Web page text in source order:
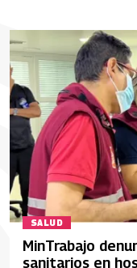
SALUD
MinTrabajo
sanitarios en